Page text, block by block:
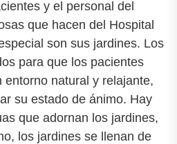
y el personal del
que hacen del Hospital
son sus jardines. Los
para que los pacientes
entorno natural y relajante,
su estado de ánimo. Hay
que adornan los jardines,
los jardines se llenan de